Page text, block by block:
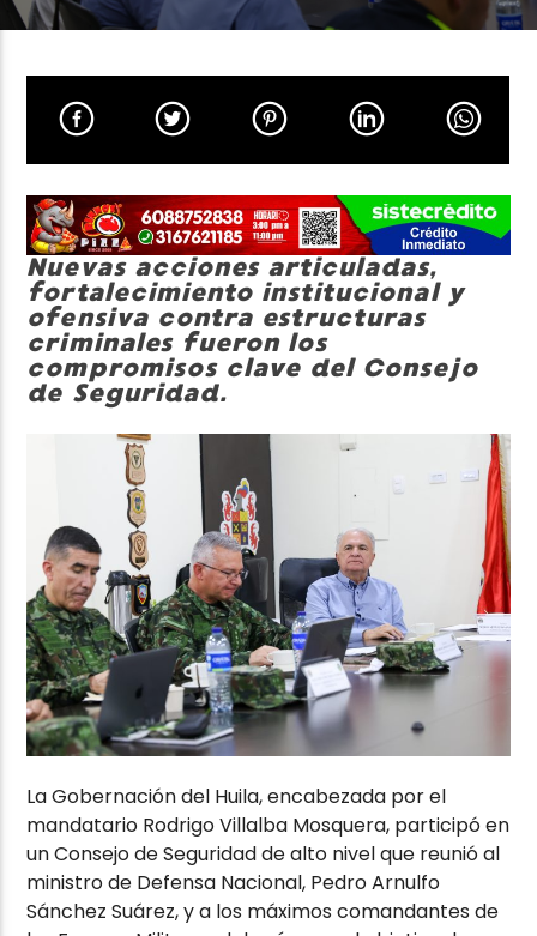
ARTISTA
Neiva Estereo
Nuevas acciones articuladas,
fortalecimiento institucional y
ofensiva contra estructuras
criminales fueron los
compromisos clave del Consejo
de Seguridad.
La Gobernación del Huila, encabezada por el
mandatario Rodrigo Villalba Mosquera, participó en
un Consejo de Seguridad de alto nivel que reunió al
ministro de Defensa Nacional, Pedro Arnulfo
Sánchez Suárez, y a los máximos comandantes de